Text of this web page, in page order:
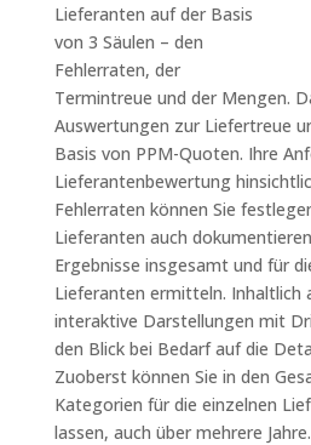
Lieferanten auf der Basis
von 3 Säulen – den
Fehlerraten, der
Termintreue und der Mengen.
Auswertungen zur Liefertreue
Basis von PPM-Quoten. Ihre
Lieferantenbewertung
Fehlerraten können Sie
Lieferanten auch
Ergebnisse insgesamt und für
Lieferanten ermitteln. Inhaltlich
interaktive Darstellungen mit
den Blick bei Bedarf auf die
Zuoberst können Sie in den
Kategorien für die einzelnen
lassen, auch über mehrere